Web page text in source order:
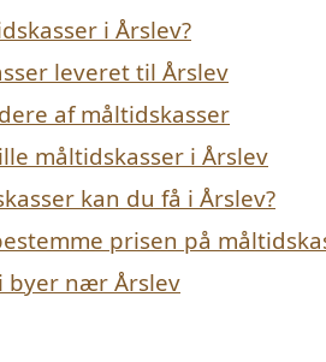
i Årslev?
leveret til Årslev
af måltidskasser
måltidskasser i Årslev
kan du få i Årslev?
prisen på
byer nær Årslev